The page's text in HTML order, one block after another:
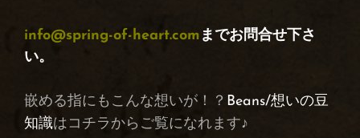
info@spring-of-heart.com までお問合せ下さ
い。
嵌める指にもこんな想いが！？ Beans/想いの豆
知識はコチラからご覧になれます♪